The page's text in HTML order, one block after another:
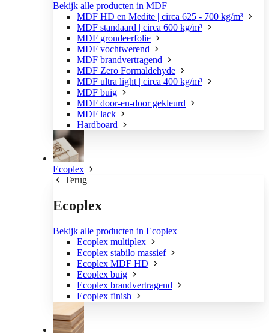
Bekijk alle producten in MDF
MDF HD en Medite | circa 625 - 700 kg/m³
MDF standaard | circa 600 kg/m³
MDF grondeerfolie
MDF vochtwerend
MDF brandvertragend
MDF Zero Formaldehyde
MDF ultra light | circa 400 kg/m³
MDF buig
MDF door-en-door gekleurd
MDF lack
Hardboard
Ecoplex
Terug
Ecoplex
Bekijk alle producten in Ecoplex
Ecoplex multiplex
Ecoplex stabilo massief
Ecoplex MDF HD
Ecoplex buig
Ecoplex brandvertragend
Ecoplex finish